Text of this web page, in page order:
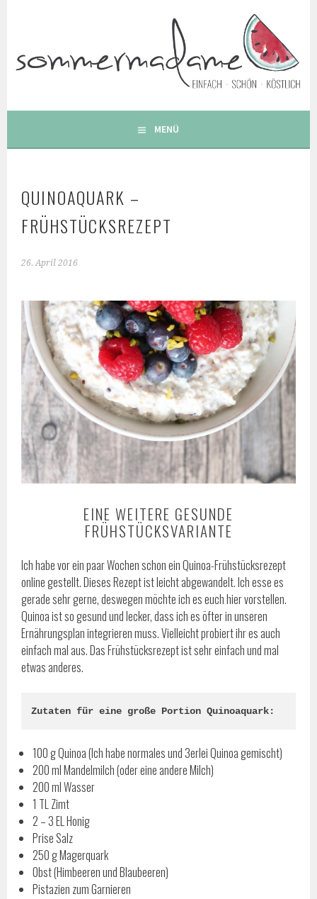
FOODBLOG – GESUNDE LECKERE EINFACHE BUNTE UND
BESONDERE REZEPTE
MENÜ
QUINOAQUARK –
FRÜHSTÜCKSREZEPT
26. April 2016
EINE WEITERE GESUNDE
FRÜHSTÜCKSVARIANTE
Ich habe vor ein paar Wochen schon ein Quinoa-Frühstücksrezept
online gestellt. Dieses Rezept ist leicht abgewandelt. Ich esse es
gerade sehr gerne, deswegen möchte ich es euch hier vorstellen.
Quinoa ist so gesund und lecker, dass ich es öfter in unseren
Ernährungsplan integrieren muss. Vielleicht probiert ihr es auch
einfach mal aus. Das Frühstücksrezept ist sehr einfach und mal
etwas anderes.
Zutaten für eine große Portion Quinoaquark:
100 g Quinoa (Ich habe normales und 3erlei Quinoa gemischt)
200 ml Mandelmilch (oder eine andere Milch)
200 ml Wasser
1 TL Zimt
2 – 3 EL Honig
Prise Salz
250 g Magerquark
Obst (Himbeeren und Blaubeeren)
Pistazien zum Garnieren